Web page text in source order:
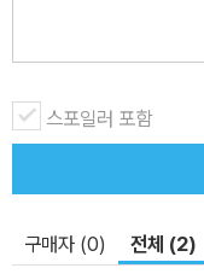
유롭고 따뜻한 유머로
모두 바람이 다녀온 것
이집트에서 본 피라미드
도 참 많은 곳에 가보았
가운데 지도에서 찾기
스포일러 포함
구매자 (0) 전체 (2)